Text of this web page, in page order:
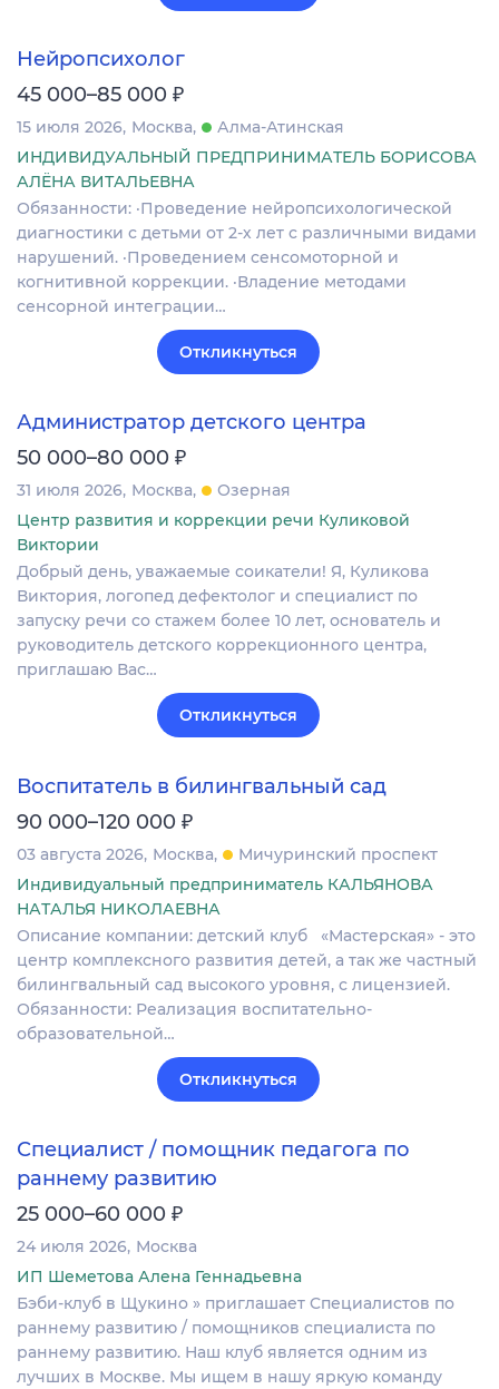
Нейропсихолог
45 000–85 000 ₽
15 июля 2026 Москва
Алма-Атинская
ИНДИВИДУАЛЬНЫЙ ПРЕДПРИНИМАТЕЛЬ БОРИСОВА
АЛЁНА ВИТАЛЬЕВНА
Обязанности: ·Проведение нейропсихологической
диагностики с детьми от 2-х лет с различными видами
нарушений. ·Проведением сенсомоторной и
когнитивной коррекции. ·Владение методами
сенсорной интеграции…
Откликнуться
Администратор детского центра
50 000–80 000 ₽
31 июля 2026 Москва
Озерная
Центр развития и коррекции речи Куликовой
Виктории
Добрый день, уважаемые соикатели! Я, Куликова
Виктория, логопед дефектолог и специалист по
запуску речи со стажем более 10 лет, основатель и
руководитель детского коррекционного центра,
приглашаю Вас…
Откликнуться
Воспитатель в билингвальный сад
90 000–120 000 ₽
03 августа 2026 Москва
Мичуринский проспект
Индивидуальный предприниматель КАЛЬЯНОВА
НАТАЛЬЯ НИКОЛАЕВНА
Описание компании: детский клуб «Мастерская» - это
центр комплексного развития детей, а так же частный
билингвальный сад высокого уровня, с лицензией.
Обязанности: Реализация воспитательно-
образовательной…
Откликнуться
Специалист / помощник педагога по
раннему развитию
25 000–60 000 ₽
24 июля 2026 Москва
ИП Шеметова Алена Геннадьевна
Бэби-клуб в Щукино » приглашает Cпециалистов по
раннему развитию / помощников специалиста по
раннему развитию. Наш клуб является одним из
лучших в Москве. Мы ищем в нашу яркую команду